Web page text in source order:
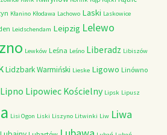
Kłanino Kłodawa Lachowo Laski Laskowice
Leidschendam Leipzig Lelewo
Lewków Leśna Leśno Liberadz Libiszów
Lidzbark Warmiński Lieske Ligowo Linówno
Lipno Lipowiec Kościelny Lipsk Lipusz
Lisi Ogon Liski Liszyno Litwinki Liw Liwa